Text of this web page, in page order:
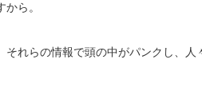
ら。
それらの情報で頭の中がパンクし、人